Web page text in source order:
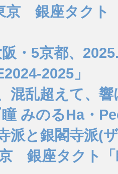
京 銀座タクト
・5京都、
2025」
混乱超えて、
瞳 みのるHa・
派と銀閣寺派(
銀座タクト